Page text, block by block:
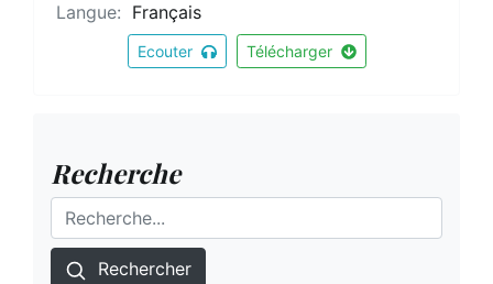
Langue: Français
Ecouter Télécharger
Recherche
Rechercher